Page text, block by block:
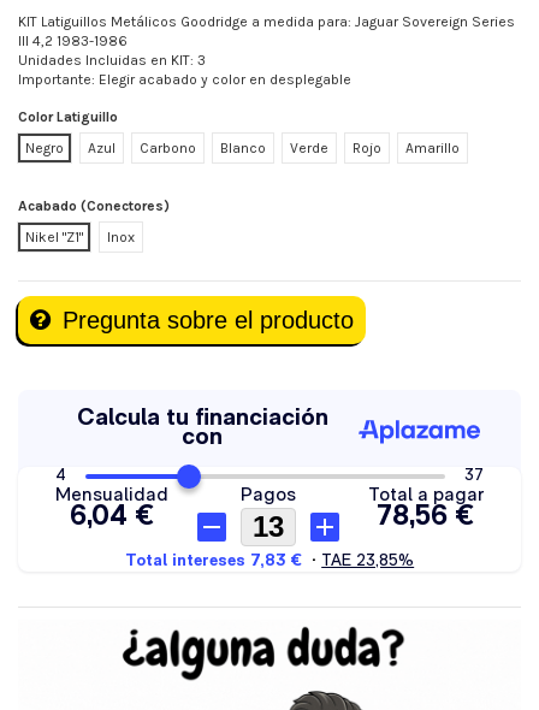
KIT Latiguillos Metálicos Goodridge a medida para: Jaguar Sovereign Series
III 4,2 1983-1986
Unidades Incluidas en KIT: 3
Importante: Elegir acabado y color en desplegable
Color Latiguillo
Negro
Azul Carbono Blanco Verde Rojo Amarillo
Acabado (Conectores)
Nikel "Z1"
Inox
Pregunta sobre el producto